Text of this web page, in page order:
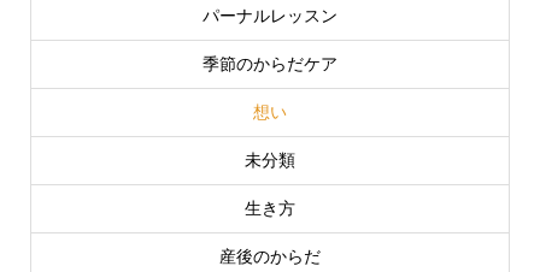
パーナルレッスン
季節のからだケア
想い
未分類
生き方
産後のからだ